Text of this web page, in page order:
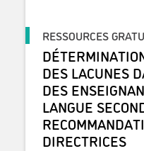
RESSOURCES
DES LACUNES
DES
LANGUE
DIRECTRICES